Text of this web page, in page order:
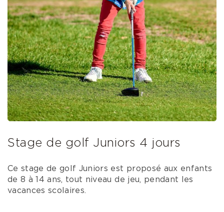
Stage de golf Juniors 4 jours
Ce stage de golf Juniors est proposé aux enfants
de 8 à 14 ans, tout niveau de jeu, pendant les
vacances scolaires.